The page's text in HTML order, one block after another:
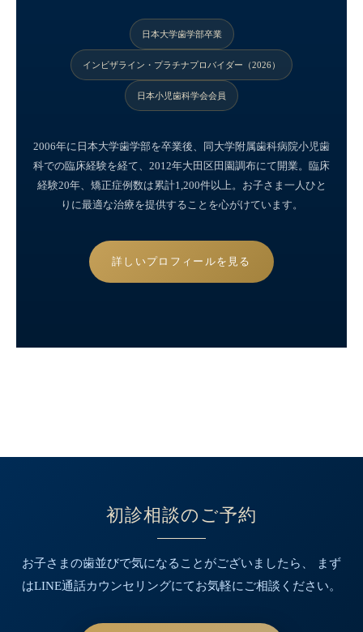
日本大学歯学部卒業
インビザライン・プラチナプロバイダー（2026）
日本小児歯科学会会員
2006年に日本大学歯学部を卒業後、同大学附属歯科病院小児歯
科での臨床経験を経て、2012年大田区田園調布にて開業。臨床
経験20年、矯正症例数は累計1,200件以上。お子さま一人ひと
りに最適な治療を提供することを心がけています。
詳しいプロフィールを見る
初診相談のご予約
お子さまの歯並びで気になることがございましたら、
まず
はLINE通話カウンセリングにてお気軽にご相談ください。